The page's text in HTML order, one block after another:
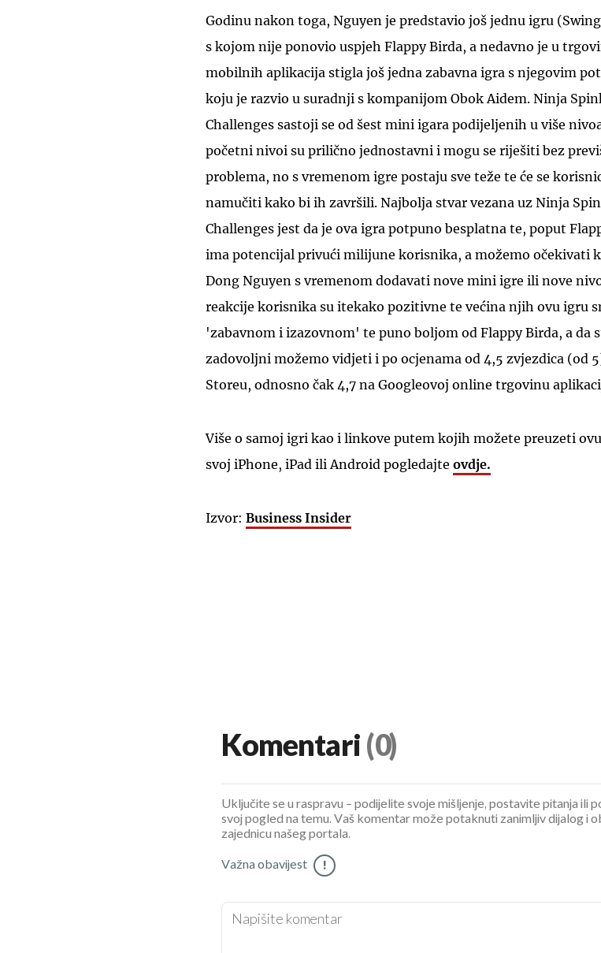
Godinu nakon toga, Nguyen je predstavio još jednu igru
s kojom nije ponovio uspjeh Flappy Birda, a nedavno je u
mobilnih aplikacija stigla još jedna zabavna igra s njegovim
koju je razvio u suradnji s kompanijom Obok Aidem. Ninja
Challenges sastoji se od šest mini igara podijeljenih u više
početni nivoi su prilično jednostavni i mogu se riješiti bez
problema, no s vremenom igre postaju sve teže te će se
namučiti kako bi ih završili. Najbolja stvar vezana uz Ninja
Challenges jest da je ova igra potpuno besplatna te, poput
ima potencijal privući milijune korisnika, a možemo očekivati
Dong Nguyen s vremenom dodavati nove mini igre ili nove
reakcije korisnika su itekako pozitivne te većina njih ovu igru
'zabavnom i izazovnom' te puno boljom od Flappy Birda, a da
zadovoljni možemo vidjeti i po ocjenama od 4,5 zvjezdica (od
Storeu, odnosno čak 4,7 na Googleovoj online trgovinu
Više o samoj igri kao i linkove putem kojih možete preuzeti
svoj iPhone, iPad ili Android pogledajte ovdje.
Izvor: Business Insider
Komentari (0)
Uključite se u raspravu – podijelite svoje mišljenje, postavite pitanja ili
svoj pogled na temu. Vaš komentar može potaknuti zanimljiv dijalog i
zajednicu našeg portala.
Važna obavijest !
UKLJUČITE NOTIFIKACIJE